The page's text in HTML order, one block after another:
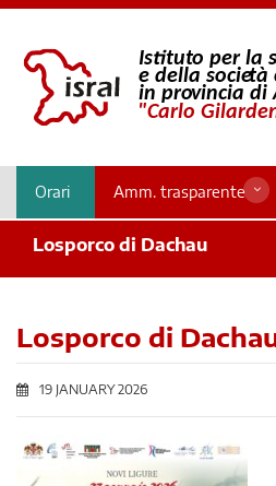
Orari Amm. trasparente
Losporco di Dachau
Losporco di
19 JANUARY 2026